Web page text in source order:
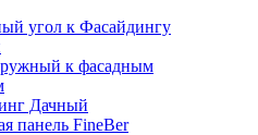
угол к Фасайдингу
к фасадным
Дачный
панель FineBer